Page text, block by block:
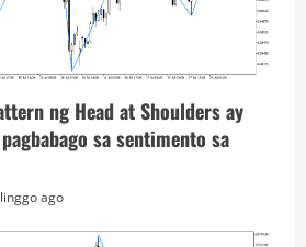
ng Head at Shoulders ay
sa sentimento sa
ago